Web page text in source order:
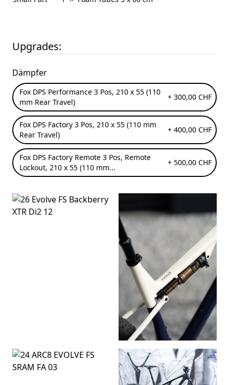
Upgrades:
Dämpfer
Fox DPS Performance 3 Pos, 210 x 55 (110
mm Rear Travel)
+ 300,00 CHF
Fox DPS Factory 3 Pos, 210 x 55 (110 mm
Rear Travel)
+ 400,00 CHF
Fox DPS Factory Remote 3 Pos, Remote
Lockout, 210 x 55 (110 mm...
+ 500,00 CHF